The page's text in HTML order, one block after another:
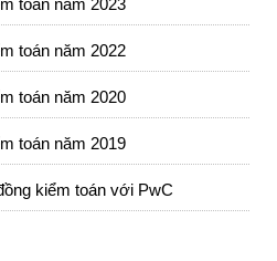
toán năm 2023
toán năm 2022
toán năm 2020
toán năm 2019
kiểm toán với PwC